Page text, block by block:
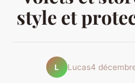
style et
L Lucas4